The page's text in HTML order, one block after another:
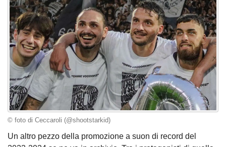
© foto di Ceccaroli (@shootstarkid)
Un altro pezzo della promozione a suon di record del